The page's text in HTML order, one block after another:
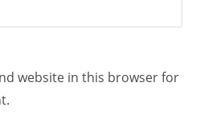
website in this browser for